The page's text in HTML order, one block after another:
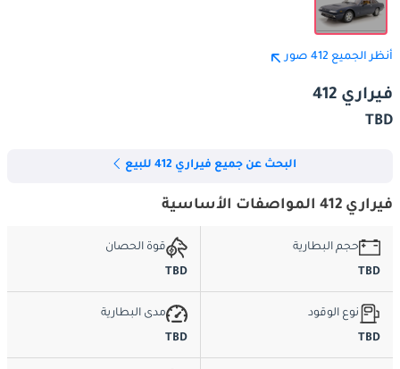
أنظر الجميع 412 صور
فيراري 412
TBD
البحث عن جميع فيراري 412 للبيع
فيراري 412 المواصفات الأساسية
حجم البطارية
TBD
قوة الحصان
TBD
نوع الوقود
TBD
مدى البطارية
TBD